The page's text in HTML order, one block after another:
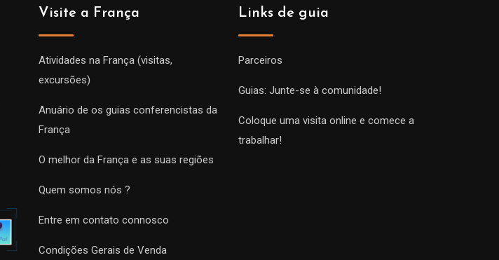
Visite a França
Atividades na França (visitas,
excursões)
Anuário de os guias conferencistas da
França
O melhor da França e as suas regiões
Quem somos nós ?
Entre em contato connosco
Condições Gerais de Venda
Links de guia
Parceiros
Guias: Junte-se à comunidade!
Coloque uma visita online e comece a
trabalhar!